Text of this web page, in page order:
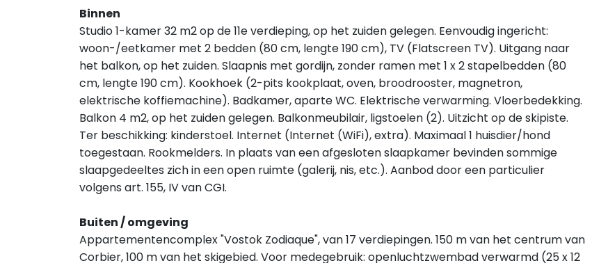
Binnen
Studio 1-kamer 32 m2 op de 11e verdieping, op het zuiden gelegen. Eenvoudig ingericht:
woon-/eetkamer met 2 bedden (80 cm, lengte 190 cm), TV (Flatscreen TV). Uitgang naar
het balkon, op het zuiden. Slaapnis met gordijn, zonder ramen met 1 x 2 stapelbedden (80
cm, lengte 190 cm). Kookhoek (2-pits kookplaat, oven, broodrooster, magnetron,
elektrische koffiemachine). Badkamer, aparte WC. Elektrische verwarming. Vloerbedekking.
Balkon 4 m2, op het zuiden gelegen. Balkonmeubilair, ligstoelen (2). Uitzicht op de skipiste.
Ter beschikking: kinderstoel. Internet (Internet (WiFi), extra). Maximaal 1 huisdier/hond
toegestaan. Rookmelders. In plaats van een afgesloten slaapkamer bevinden sommige
slaapgedeeltes zich in een open ruimte (galerij, nis, etc.). Aanbod door een particulier
volgens art. 155, IV van CGI.
Buiten / omgeving
Appartementencomplex "Vostok Zodiaque", van 17 verdiepingen. 150 m van het centrum van
Corbier, 100 m van het skigebied. Voor medegebruik: openluchtzwembad verwarmd (25 x 12